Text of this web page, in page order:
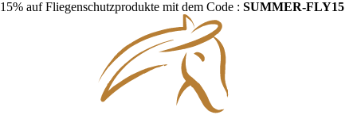
15% auf Fliegenschutzprodukte mit dem Code : SUMMER-FLY15